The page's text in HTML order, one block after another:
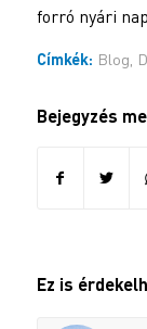
forró nyári
Címkék: Blog
Bejegyzés
Ez is